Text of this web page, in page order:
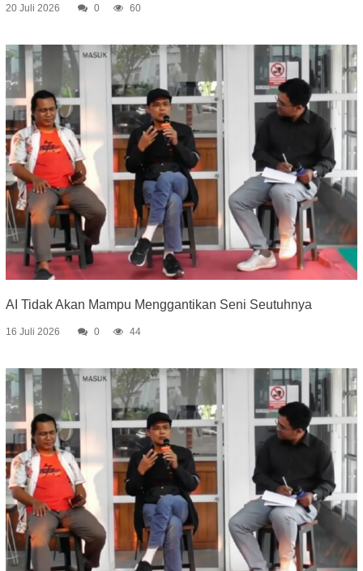
20 Juli 2026 0 60
AI Tidak Akan Mampu Menggantikan Seni Seutuhnya
16 Juli 2026 0 44